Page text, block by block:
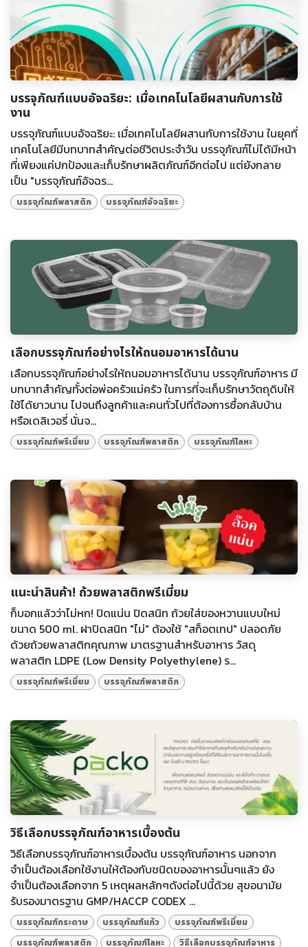
บรรจุภัณฑ์แบบอัจฉริยะ: เมื่อเทคโนโลยีผสานกับการใช้
งาน
บรรจุภัณฑ์แบบอัจฉริยะ: เมื่อเทคโนโลยีผสานกับการใช้งาน ในยุคที่
เทคโนโลยีมีบทบาทสำคัญต่อชีวิตประจำวัน บรรจุภัณฑ์ไม่ได้มีหน้า
ที่เพียงแค่ปกป้องและเก็บรักษาผลิตภัณฑ์อีกต่อไป แต่ยังกลาย
เป็น "บรรจุภัณฑ์อัจฉร...
บรรจุภัณฑ์พลาสติก บรรจุภัณฑ์อัจฉริยะ
เลือกบรรจุภัณฑ์อย่างไรให้ถนอมอาหารได้นาน
เลือกบรรจุภัณฑ์อย่างไรให้ถนอมอาหารได้นาน บรรจุภัณฑ์อาหาร มี
บทบาทสำคัญทั้งต่อพ่อครัวแม่ครัว ในการที่จะเก็บรักษาวัตถุดิบให้
ใช้ได้ยาวนาน ไปจนถึงลูกค้าและคนทั่วไปที่ต้องการซื้อกลับบ้าน
หรือเดลิเวอรี่ นั่นจ...
บรรจุภัณฑ์พรีเมี่ยม บรรจุภัณฑ์พลาสติก บรรจุภัณฑ์โลหะ
แนะนำสินค้า! ถ้วยพลาสติกพรีเมี่ยม
ก็บอกแล้วว่าไม่หก! ปิดแน่น ปิดสนิท ถ้วยใส่ของหวานแบบใหม่
ขนาด 500 ml. ฝาปิดสนิท "ไม่" ต้องใช้ "สก็อตเทป" ปลอดภัย
ด้วยถ้วยพลาสติกคุณภาพ มาตรฐานสำหรับอาหาร วัสดุ
พลาสติก LDPE (Low Density Polyethylene) ร...
บรรจุภัณฑ์พรีเมี่ยม บรรจุภัณฑ์พลาสติก
วิธีเลือกบรรจุภัณฑ์อาหารเบื้องต้น
วิธีเลือกบรรจุภัณฑ์อาหารเบื้องต้น บรรจุภัณฑ์อาหาร นอกจาก
จำเป็นต้องเลือกใช้งานให้ต้องกับชนิดของอาหารนั้นๆแล้ว ยัง
จำเป็นต้องเลือกจาก 5 เหตุผลหลักๆดังต่อไปนี้ด้วย สุขอนามัย
รับรองมาตรฐาน GMP/HACCP CODEX ...
บรรจุภัณฑ์กระดาษ บรรจุภัณฑ์แก้ว
บรรจุภัณฑ์พรีเมี่ยม
บรรจุภัณฑ์พลาสติก
บรรจุภัณฑ์โลหะ วิธีเลือกบรรจุภัณฑ์อาหาร